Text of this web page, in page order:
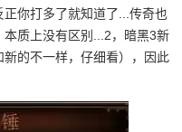
你打多了就知道了...传奇也
质上没有区别...2，暗黑3新
新的不一样，仔细看），因此